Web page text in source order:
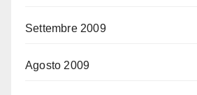
Settembre 2009
Agosto 2009